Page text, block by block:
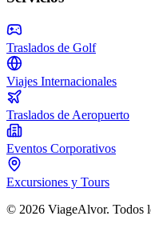
Traslados de Golf
Viajes Internacionales
Traslados de Aeropuerto
Eventos Corporativos
Excursiones y Tours
© 2026 ViageAlvor. Todos